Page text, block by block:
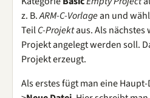
z. B.ARM-C-Vorlagean und
TeilC-Projektaus. Als nächstes
Projekt angelegt werden soll.
Projekt erzeugt.
Als erstes fügt man eine